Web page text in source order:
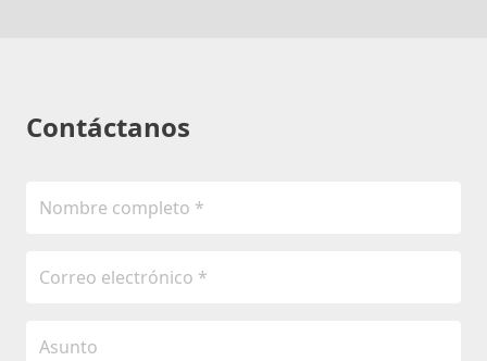
Contáctanos